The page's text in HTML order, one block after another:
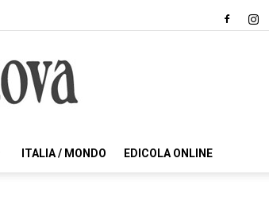
ITALIA / MONDO EDICOLA ONLINE